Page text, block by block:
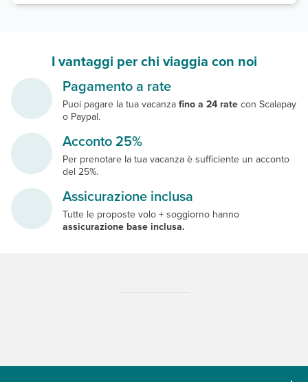
I vantaggi per chi viaggia con noi
Pagamento a rate
Puoi pagare la tua vacanza fino a 24 rate con Scalapay
o Paypal.
Acconto 25%
Per prenotare la tua vacanza è sufficiente un acconto
del 25%.
Assicurazione inclusa
Tutte le proposte volo + soggiorno hanno
assicurazione base inclusa.